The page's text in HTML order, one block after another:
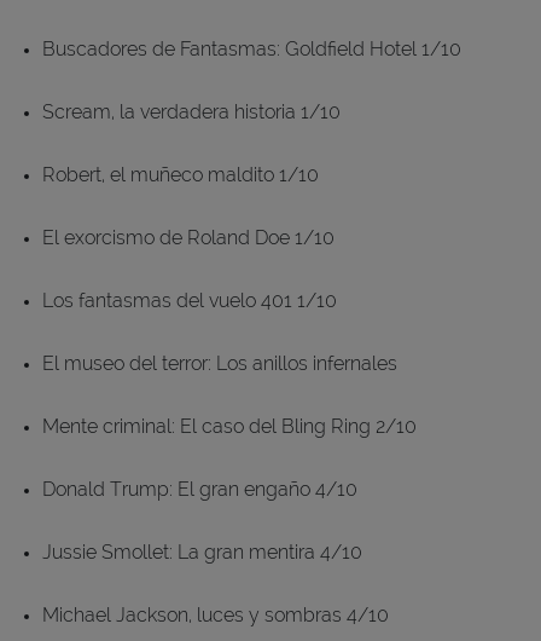
Buscadores de Fantasmas: Goldfield Hotel 1/10
Scream, la verdadera historia 1/10
Robert, el muñeco maldito 1/10
El exorcismo de Roland Doe 1/10
Los fantasmas del vuelo 401 1/10
El museo del terror: Los anillos infernales
Mente criminal: El caso del Bling Ring 2/10
Donald Trump: El gran engaño 4/10
Jussie Smollet: La gran mentira 4/10
Michael Jackson, luces y sombras 4/10